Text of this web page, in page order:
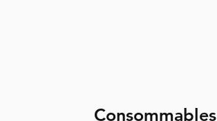
Consommables